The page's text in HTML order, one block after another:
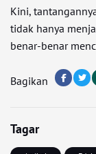
Kini,
tidak hanya
benar-benar
Bagikan
Tagar